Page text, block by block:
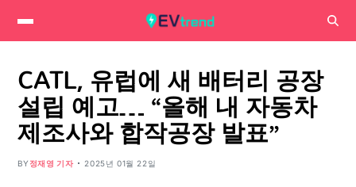
CATL, 유럽에 새 배터리 공장
설립 예고… “올해 내 자동차
제조사와 합작공장 발표”
BY 정재영 기자 2025년 01월 22일